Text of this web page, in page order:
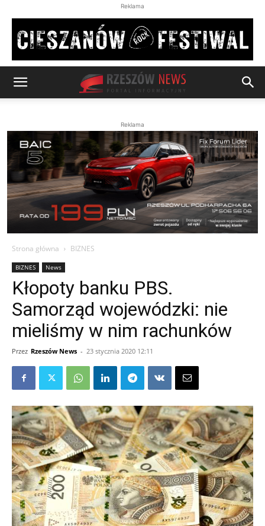
Reklama
Reklama
Strona główna BIZNES
BIZNES News
Kłopoty banku PBS.
Samorząd wojewódzki: nie
mieliśmy w nim rachunków
Przez Rzeszów News - 23 stycznia 2020 12:11